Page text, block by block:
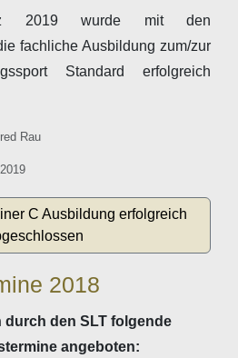
2019 wurde mit den
fachliche Ausbildung zum/zur
Standard erfolgreich
Rau
C Ausbildung erfolgreich
2018
durch den SLT folgende
angeboten: